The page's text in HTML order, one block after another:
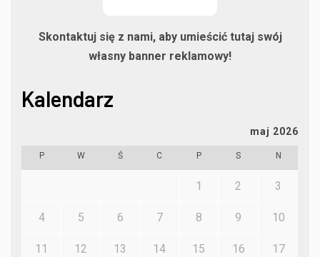
Skontaktuj się z nami, aby umieścić tutaj swój
własny banner reklamowy!
Kalendarz
maj 2026
P W Ś C P S N
1 2 3
4 5 6 7 8 9 10
11 12 13 14 15 16 17